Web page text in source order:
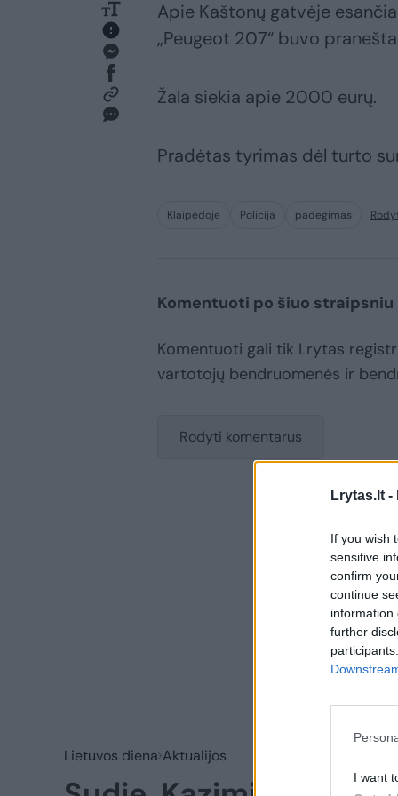
Lrytas.lt -
If you wish
sensitive
confirm
continue
information
further
I want
Apie Kaštonų gatvėje
„Peugeot 207“ buvo
Žala siekia apie 2000 eurų.
Pradėtas tyrimas dėl turto
Klaipėdoje Policija padegimas
Komentuoti po šiuo straipsniu
Komentuoti gali tik Lrytas
vartotojų bendruomenės ir
Rodyti komentarus
Lietuvos diena Aktualijos